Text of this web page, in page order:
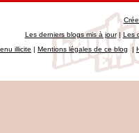
Les derniers blogs mis à jour|Les
illicite | Mentions légales de ce blog |